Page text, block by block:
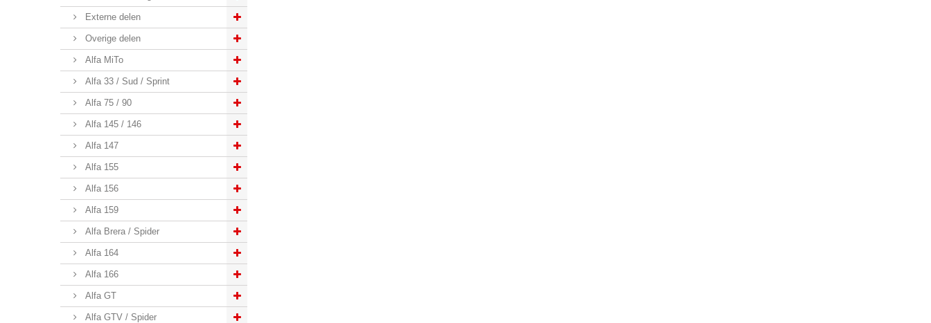
Externe delen
Overige delen
Alfa MiTo
Alfa 33 / Sud / Sprint
Alfa 75 / 90
Alfa 145 / 146
Alfa 147
Alfa 155
Alfa 156
Alfa 159
Alfa Brera / Spider
Alfa 164
Alfa 166
Alfa GT
Alfa GTV / Spider